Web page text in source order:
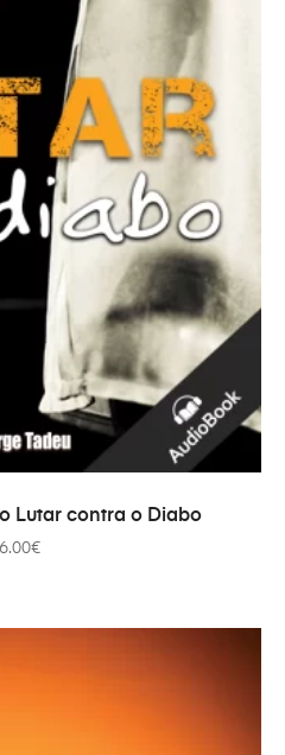
Lutar contra o Diabo
6.00€